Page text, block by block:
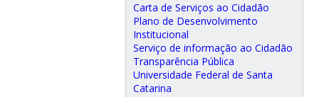
Carta de Serviços ao Cidadão
Plano de Desenvolvimento
Institucional
Serviço de informação ao Cidadão
Transparência Pública
Universidade Federal de Santa
Catarina